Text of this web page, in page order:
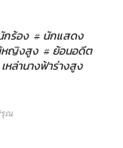
กร้อง # นักแสดง
หญิงสูง # ย้อนอดีต
หล่านางฟ้าร่างสูง
รุณ